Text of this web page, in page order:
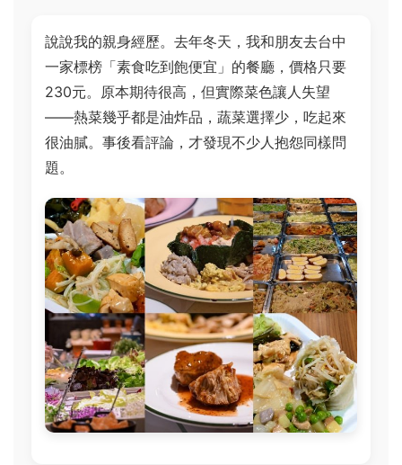
說說我的親身經歷。去年冬天，我和朋友去台中
一家標榜「素食吃到飽便宜」的餐廳，價格只要
230元。原本期待很高，但實際菜色讓人失望
——熱菜幾乎都是油炸品，蔬菜選擇少，吃起來
很油膩。事後看評論，才發現不少人抱怨同樣問
題。